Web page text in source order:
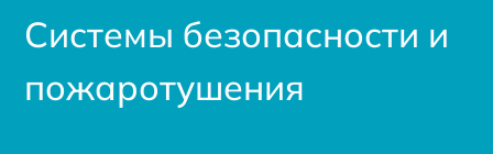
Системы безопасности и
пожаротушения